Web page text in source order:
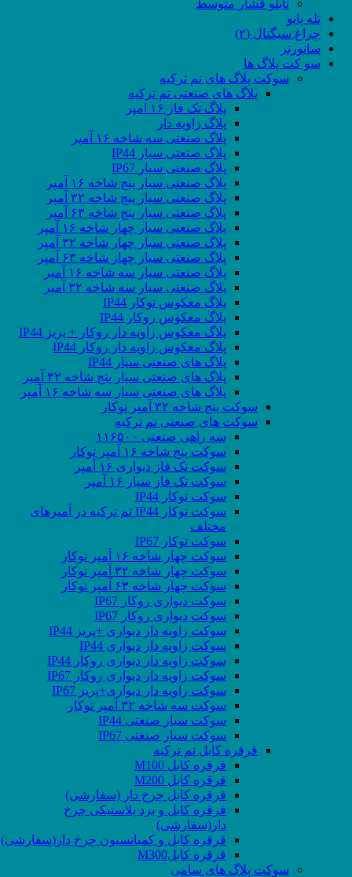
تابلو فشار متوسط
تله پانو
چراغ سیگنال (۲)
سانورتر
سو کت پلاگ ها
سوکت پلاگ های تم ترکیه
پلاگ های صنعتی تم ترکیه
پلاگ تک فاز ۱۶ امپر
پلاگ زاویه دار
پلاگ صنعتی سه شاخه ۱۶ آمپر
پلاگ صنعتی سیار IP44
پلاگ صنعتی سیار IP67
پلاگ صنعتی سیار پنج شاخه ۱۶ آمپر
پلاگ صنعتی سیار پنج شاخه ۳۲ آمپر
پلاگ صنعتی سیار پنج شاخه ۶۳ آمپر
پلاگ صنعتی سیار چهار شاخه ۱۶ آمپر
پلاگ صنعتی سیار چهار شاخه ۳۲ آمپر
پلاگ صنعتی سیار چهار شاخه ۶۳ آمپر
پلاگ صنعتی سیار سه شاخه ۱۶ آمپر
پلاگ صنعتی سیار سه شاخه ۳۲ آمپر
پلاگ معکوس توکار IP44
پلاگ معکوس روکار IP44
پلاگ معکوس زاویه دار روکار + پریز IP44
پلاگ معکوس زاویه دار روکار IP44
پلاگ های صنعتی سیار IP44
پلاگ های صنعتی سیار پنج شاخه ۳۲ آمپر
پلاگ های صنعتی سیار سه شاخه ۱۶ آمپر
سوکت پنج شاخه ۳۲ آمپر توکار
سوکت های صنعتی تم ترکیه
سه راهی صنعتی ۱۱۶۵۰۰
سوکت پنج شاخه ۱۶ آمپر توکار
سوکت تک فاز دیواری ۱۶ آمپر
سوکت تک فاز سیار ۱۶ آمپر
سوکت توکار IP44
سوکت توکار IP44 تم ترکیه در آمپرهای
مختلف
سوکت توکار IP67
سوکت چهار شاخه ۱۶ آمپر توکار
سوکت چهار شاخه ۳۲ آمپر توکار
سوکت چهار شاخه ۶۳ آمپر توکار
سوکت دیواری روکار IP67
سوکت دیواری روکار IP67
سوکت زاویه دار دیواری +پریز IP44
سوکت زاویه دار دیواری IP44
سوکت زاویه دار دیواری روکار IP44
سوکت زاویه دار دیواری روکار IP67
سوکت زاویه دار دیواری+پریز IP67
سوکت سه شاخه ۳۲ آمپر توکار
سوکت سیار صنعتی IP44
سوکت سیار صنعتی IP67
قرقره کابل تم ترکیه
قرقره کابل M100
قرقره کابل M200
قرقره کابل چرخ دار (سفارشی)
قرقره کابل و برد پلاستیکی چرخ
دار(سفارشی)
قرقره کابل و کمبانسیون چرخ دار(سفارشی)
قرقره کابلM300
سوکت پلاگ های سامی